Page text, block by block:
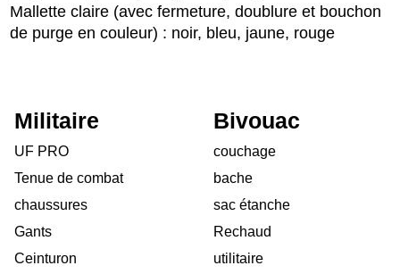
Mallette claire (avec fermeture, doublure et bouchon
de purge en couleur) : noir, bleu, jaune, rouge
Militaire
UF PRO
Tenue de combat
chaussures
Gants
Ceinturon
Bivouac
couchage
bache
sac étanche
Rechaud
utilitaire